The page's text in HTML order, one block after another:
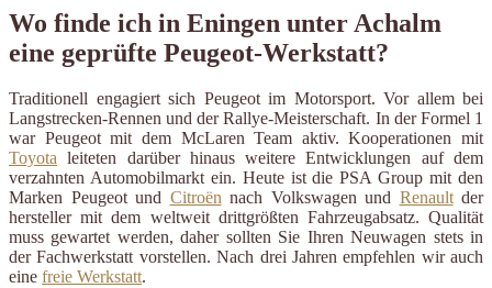
Wo finde ich in Eningen unter Achalm
eine geprüfte Peugeot-Werkstatt?
Traditionell engagiert sich Peugeot im Motorsport. Vor allem bei
Langstrecken-Rennen und der Rallye-Meisterschaft. In der Formel 1
war Peugeot mit dem McLaren Team aktiv. Kooperationen mit
Toyota leiteten darüber hinaus weitere Entwicklungen auf dem
verzahnten Automobilmarkt ein. Heute ist die PSA Group mit den
Marken Peugeot und Citroënnach Volkswagen und Renaultder
hersteller mit dem weltweit drittgrößten Fahrzeugabsatz. Qualität
muss gewartet werden, daher sollten Sie Ihren Neuwagen stets in
der Fachwerkstatt vorstellen. Nach drei Jahren empfehlen wir auch
eine freie Werkstatt.